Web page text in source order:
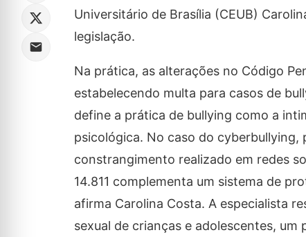
Universitário de Brasília (CEUB)
legislação.
Na prática, as alterações no Código
estabelecendo multa para casos de
define a prática de bullying como a
psicológica. No caso do
constrangimento realizado em redes
14.811 complementa um sistema de
afirma Carolina Costa. A especialista
sexual de crianças e adolescentes,